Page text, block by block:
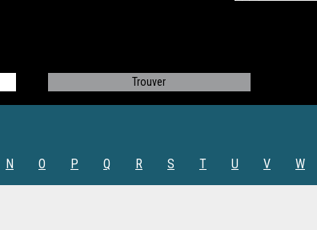
N O P Q R S T U V W